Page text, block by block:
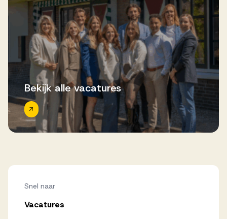
Bekijk alle vacatures
Snel naar
Vacatures